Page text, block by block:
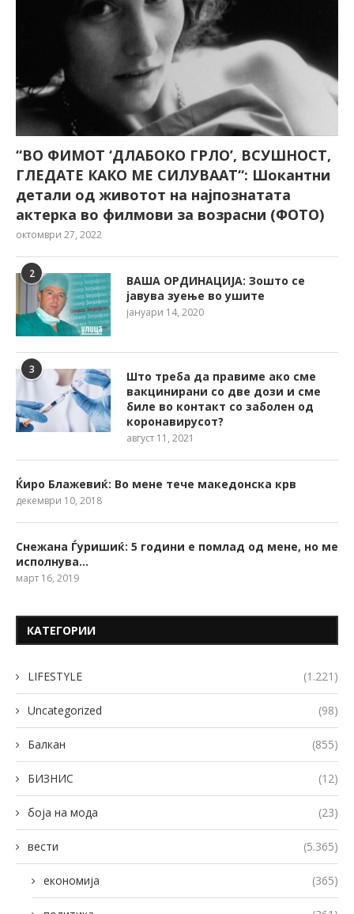
“ВО ФИМОТ ‘ДЛАБОКО ГРЛО’, ВСУШНОСТ,
ГЛЕДАТЕ КАКО МЕ СИЛУВААТ“: Шокантни
детали од животот на најпознатата
актерка во филмови за возрасни (ФОТО)
октомври 27, 2022
2
ВАША ОРДИНАЦИЈА: Зошто се
јавува зуење во ушите
јануари 14, 2020
3
Што треба да правиме ако сме
вакцинирани со две дози и сме
биле во контакт со заболен од
коронавирусот?
август 11, 2021
Ќиро Блажевиќ: Во мене тече македонска крв
декември 10, 2018
Снежана Ѓуришиќ: 5 години е помлад од мене, но ме
исполнува…
март 16, 2019
КАТЕГОРИИ
LIFESTYLE (1.221)
Uncategorized (98)
Балкан (855)
БИЗНИС (12)
боја на мода (23)
вести (5.365)
економија (365)